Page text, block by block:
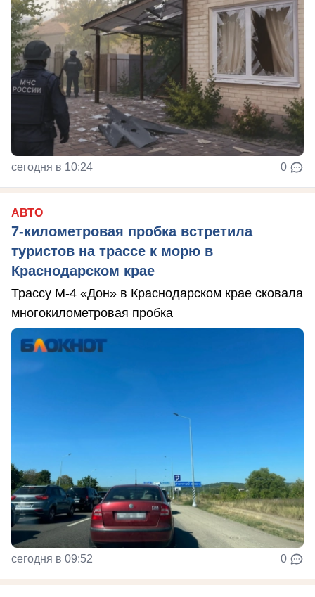
сегодня в 10:24 0
АВТО
7-километровая пробка встретила
туристов на трассе к морю в
Краснодарском крае
Трассу М-4 «Дон» в Краснодарском крае сковала
многокилометровая пробка
сегодня в 09:52 0